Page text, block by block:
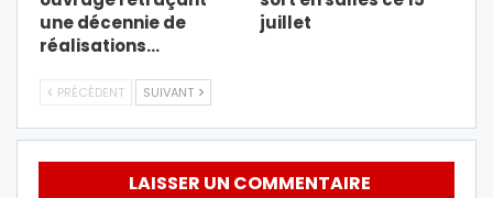
une décennie de
réalisations…
juillet
PRÉCÉDENT SUIVANT
LAISSER UN COMMENTAIRE